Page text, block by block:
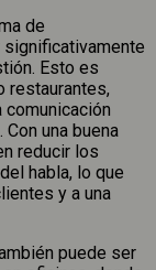
de
Esto es
restaurantes,
una buena
reducir los
habla, lo que
y a una
puede ser